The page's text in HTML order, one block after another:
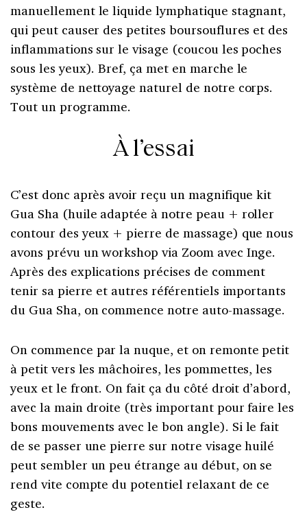
manuellement le liquide lymphatique stagnant,
qui peut causer des petites boursouflures et des
inflammations sur le visage (coucou les poches
sous les yeux). Bref, ça met en marche le
système de nettoyage naturel de notre corps.
Tout un programme.
À l’essai
C’est donc après avoir reçu un magnifique kit
Gua Sha (huile adaptée à notre peau + roller
contour des yeux + pierre de massage) que nous
avons prévu un workshop via Zoom avec Inge.
Après des explications précises de comment
tenir sa pierre et autres référentiels importants
du Gua Sha, on commence notre auto-massage.
On commence par la nuque, et on remonte petit
à petit vers les mâchoires, les pommettes, les
yeux et le front. On fait ça du côté droit d’abord,
avec la main droite (très important pour faire les
bons mouvements avec le bon angle). Si le fait
de se passer une pierre sur notre visage huilé
peut sembler un peu étrange au début, on se
rend vite compte du potentiel relaxant de ce
geste.